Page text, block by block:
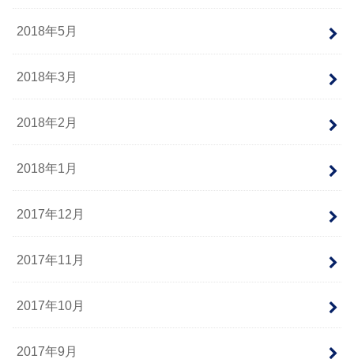
2018年5月
2018年3月
2018年2月
2018年1月
2017年12月
2017年11月
2017年10月
2017年9月